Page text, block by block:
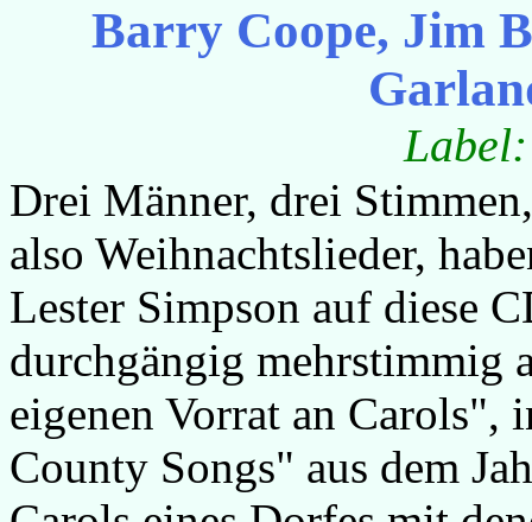
Barry Coope, Jim
Drei Männer, drei
also Weihnachtslieder,
Lester Simpson auf diese
durchgängig mehrstimmig
eigenen Vorrat an
County Songs" aus dem